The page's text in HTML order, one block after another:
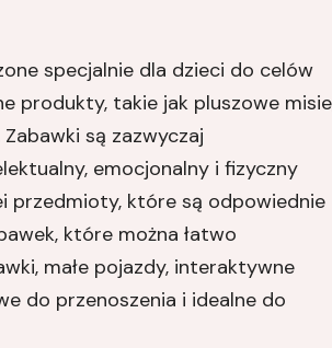
specjalnie dla dzieci do celów
produkty, takie jak pluszowe
są zazwyczaj
emocjonalny i fizyczny
przedmioty, które są odpowiednie
które można łatwo
małe pojazdy, interaktywne
do przenoszenia i idealne do